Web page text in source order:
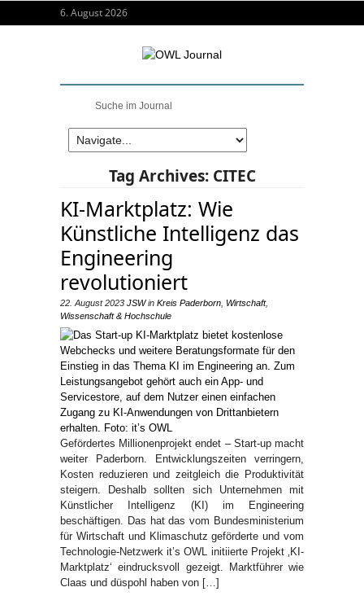
6. August 2026
Tag Archives: CITEC
KI-Marktplatz: Wie
Künstliche Intelligenz das
Engineering
revolutioniert
22. August 2023 JSWin Kreis Paderborn Wirtschaft,
Wissenschaft & Hochschule
Gefördertes Millionenprojekt endet – Start-up macht
weiter Paderborn. Entwicklungszeiten verringern,
Kosten reduzieren und zeitgleich die Produktivität
steigern. Deshalb sollten sich Unternehmen mit
Künstlicher Intelligenz (KI) im Engineering
beschäftigen. Das hat das vom Bundesministerium
für Wirtschaft und Klimaschutz geförderte und vom
Technologie-Netzwerk it’s OWL initiierte Projekt ‚KI-
Marktplatz‘ eindrucksvoll gezeigt. Marktführer wie
Claas und düspohl haben von […]